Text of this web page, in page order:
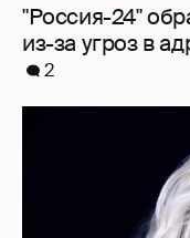
"Россия-24"
из-за угроз в
2